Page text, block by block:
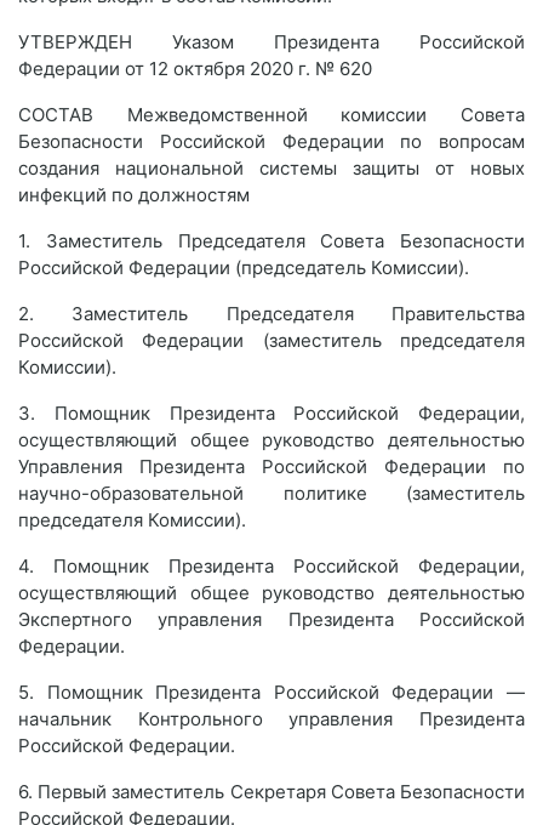
УТВЕРЖДЕН Указом Президента Российской
Федерации от 12 октября 2020 г. № 620
СОСТАВ Межведомственной комиссии Совета
Безопасности Российской Федерации по вопросам
создания национальной системы защиты от новых
инфекций по должностям
1. Заместитель Председателя Совета Безопасности
Российской Федерации (председатель Комиссии).
2. Заместитель Председателя Правительства
Российской Федерации (заместитель председателя
Комиссии).
3. Помощник Президента Российской Федерации,
осуществляющий общее руководство деятельностью
Управления Президента Российской Федерации по
научно-образовательной политике (заместитель
председателя Комиссии).
4. Помощник Президента Российской Федерации,
осуществляющий общее руководство деятельностью
Экспертного управления Президента Российской
Федерации.
5. Помощник Президента Российской Федерации —
начальник Контрольного управления Президента
Российской Федерации.
6. Первый заместитель Секретаря Совета Безопасности
Российской Федерации.